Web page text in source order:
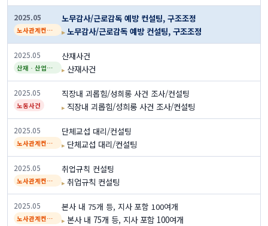
2025.05
노사관계컨설팅
노무감사/근로감독 예방 컨설팅, 구조조정
노무감사/근로감독 예방 컨설팅, 구조조정
2025.05
산재ᆞ산업안전
산재사건
산재사건
2025.05
노동사건
직장내 괴롭힘/성희롱 사건 조사/컨설팅
직장내 괴롭힘/성희롱 사건 조사/컨설팅
2025.05
노사관계컨설팅
단체교섭 대리/컨설팅
단체교섭 대리/컨설팅
2025.05
노사관계컨설팅
취업규칙 컨설팅
취업규칙 컨설팅
2025.05
노사관계컨설팅
본사 내 75개 등, 지사 포함 100여개
본사 내 75개 등, 지사 포함 100여개